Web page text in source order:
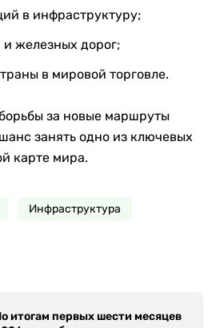
в инфраструктуру;
и железных дорог;
в мировой торговле.
за новые маршруты
занять одно из ключевых
карте мира.
Инфраструктура
итогам первых шести месяцев